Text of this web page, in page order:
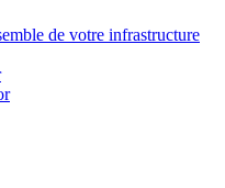
de votre infrastructure